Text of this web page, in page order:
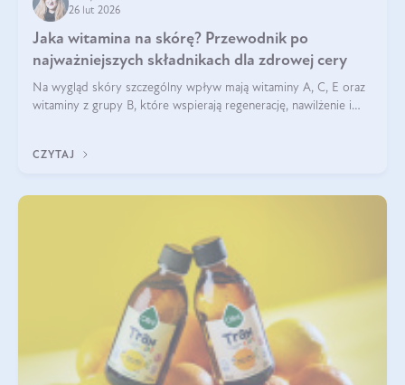
26 lut 2026
Jaka witamina na skórę? Przewodnik po
najważniejszych składnikach dla zdrowej cery
Na wygląd skóry szczególny wpływ mają witaminy A, C, E oraz
witaminy z grupy B, które wspierają regenerację, nawilżenie i
CZYTAJ